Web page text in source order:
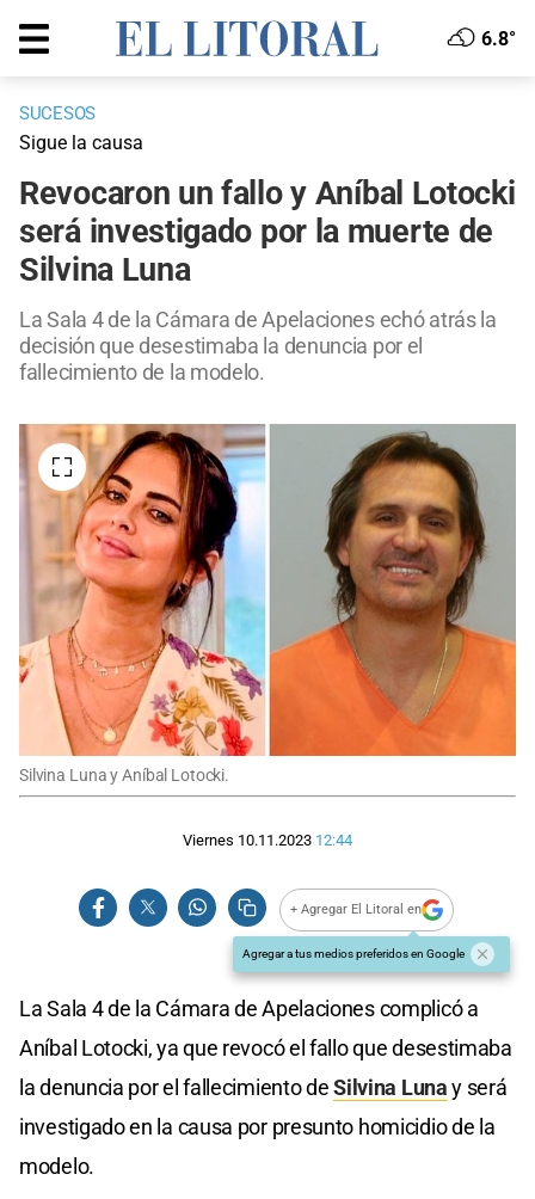
6.8°
SUCESOS
Sigue la causa
Revocaron un fallo y Aníbal Lotocki
será investigado por la muerte de
Silvina Luna
La Sala 4 de la Cámara de Apelaciones echó atrás la
decisión que desestimaba la denuncia por el
fallecimiento de la modelo.
Silvina Luna y Aníbal Lotocki.
Viernes 10.11.2023 12:44
+ Agregar El Litoral en
Agregar a tus medios preferidos en Google
La Sala 4 de la Cámara de Apelaciones complicó a
Aníbal Lotocki, ya que revocó el fallo que desestimaba
la denuncia por el fallecimiento deSilvina Lunay será
investigado en la causa por presunto homicidio de la
modelo.